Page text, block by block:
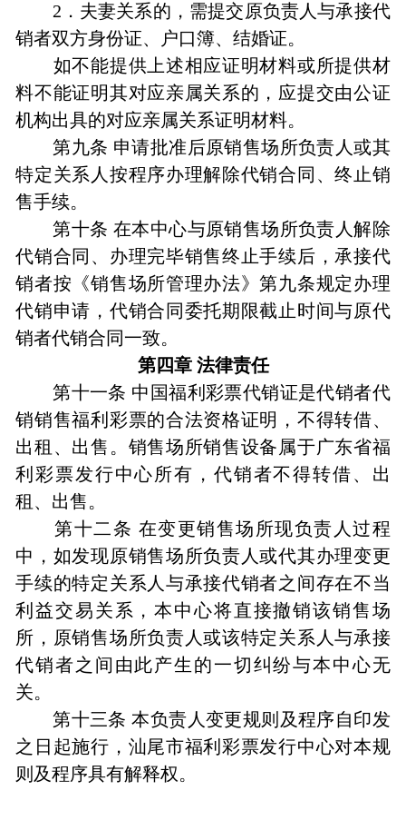
2．夫妻关系的，需提交原负责人与承接代
销者双方身份证、户口簿、结婚证。
如不能提供上述相应证明材料或所提供材
料不能证明其对应亲属关系的，应提交由公证
机构出具的对应亲属关系证明材料。
第九条 申请批准后原销售场所负责人或其
特定关系人按程序办理解除代销合同、终止销
售手续。
第十条 在本中心与原销售场所负责人解除
代销合同、办理完毕销售终止手续后，承接代
销者按《销售场所管理办法》第九条规定办理
代销申请，代销合同委托期限截止时间与原代
销者代销合同一致。
第四章 法律责任
第十一条 中国福利彩票代销证是代销者代
销销售福利彩票的合法资格证明，不得转借、
出租、出售。销售场所销售设备属于广东省福
利彩票发行中心所有，代销者不得转借、出
租、出售。
第十二条 在变更销售场所现负责人过程
中，如发现原销售场所负责人或代其办理变更
手续的特定关系人与承接代销者之间存在不当
利益交易关系，本中心将直接撤销该销售场
所，原销售场所负责人或该特定关系人与承接
代销者之间由此产生的一切纠纷与本中心无
关。
第十三条 本负责人变更规则及程序自印发
之日起施行，汕尾市福利彩票发行中心对本规
则及程序具有解释权。